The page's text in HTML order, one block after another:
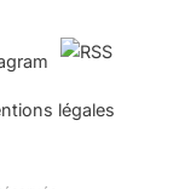
légales